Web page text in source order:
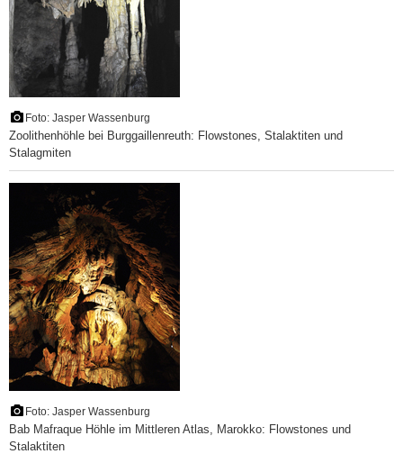
Foto: Jasper Wassenburg
Zoolithenhöhle bei Burggaillenreuth: Flowstones, Stalaktiten und
Stalagmiten
Foto: Jasper Wassenburg
Bab Mafraque Höhle im Mittleren Atlas, Marokko: Flowstones und
Stalaktiten